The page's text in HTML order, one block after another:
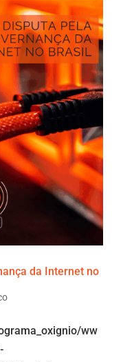
da Internet no
ww